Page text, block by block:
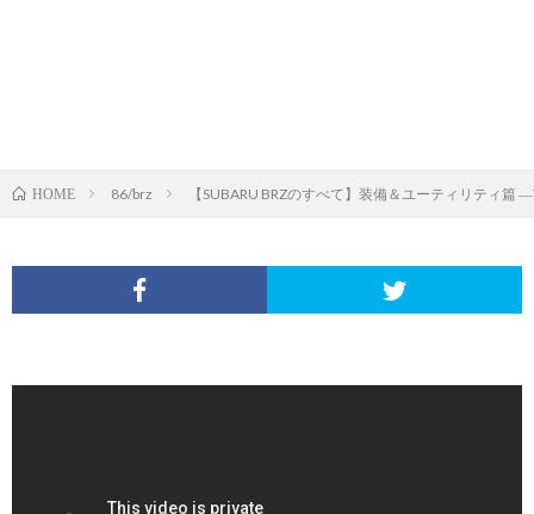
HOME 86/brz 【SUBARU BRZのすべて】装備＆ユーティリティ篇